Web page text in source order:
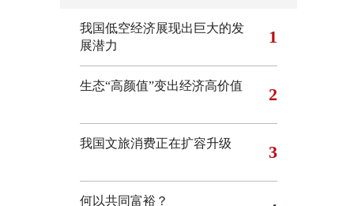
我国低空经济展现出巨大的发
展潜力
1
生态“高颜值”变出经济高价值 2
我国文旅消费正在扩容升级 3
何以共同富裕？